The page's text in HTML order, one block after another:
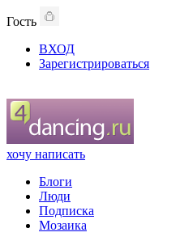
Гость
ВХОД
Зарегистрироваться
хочу написать
Блоги
Люди
Подписка
Мозаика